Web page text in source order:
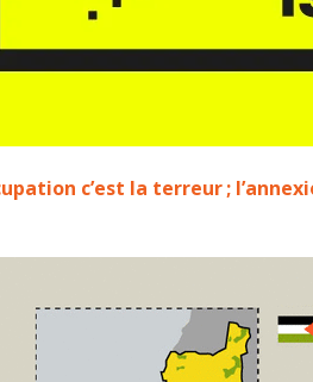
c’est la terreur ;